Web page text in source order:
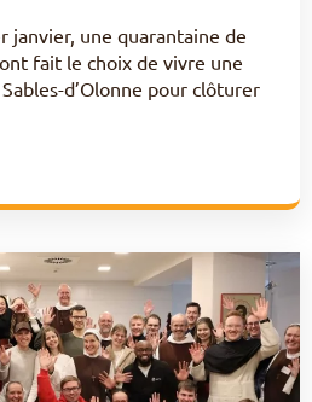
janvier, une quarantaine de
fait le choix de vivre une
d’Olonne pour clôturer